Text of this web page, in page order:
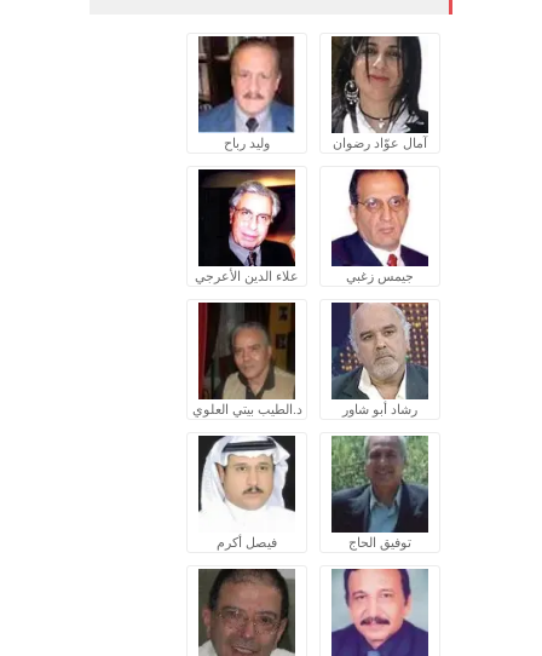
آمال عوّاد رضوان وليد رباح
جيمس زغبي علاء الدين الأعرجي
رشاد أبو شاور د.الطيب بيتي العلوي
توفيق الحاج فيصل أكرم